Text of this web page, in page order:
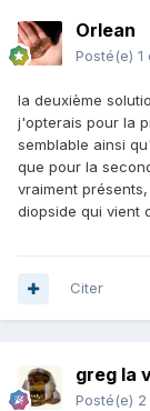
Orlean
Posté(e) 1
la deuxième
j'opterais pour la
semblable ainsi
que pour la
vraiment
diopside qui vient
Citer
greg la
Posté(e)